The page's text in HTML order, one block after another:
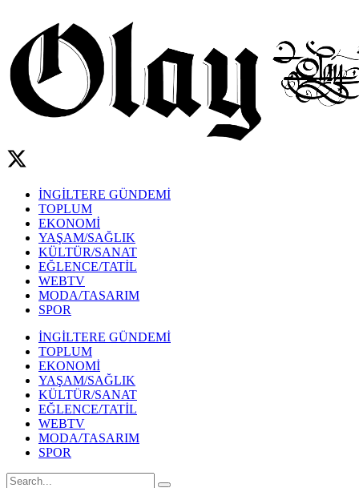
İNGİLTERE GÜNDEMİ
TOPLUM
EKONOMİ
YAŞAM/SAĞLIK
KÜLTÜR/SANAT
EĞLENCE/TATİL
WEBTV
MODA/TASARIM
SPOR
İNGİLTERE GÜNDEMİ
TOPLUM
EKONOMİ
YAŞAM/SAĞLIK
KÜLTÜR/SANAT
EĞLENCE/TATİL
WEBTV
MODA/TASARIM
SPOR